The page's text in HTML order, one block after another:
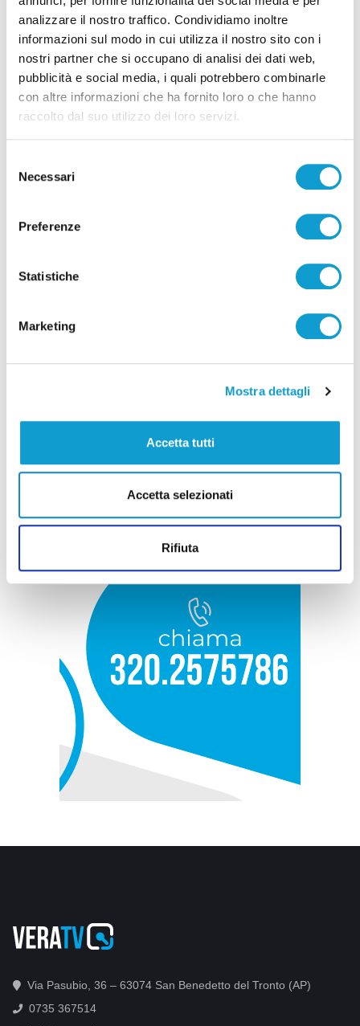
analizzare il nostro traffico. Condividiamo inoltre
informazioni sul modo in cui utilizza il nostro sito con i
nostri partner che si occupano di analisi dei dati web,
pubblicità e social media, i quali potrebbero combinarle
con altre informazioni che ha fornito loro o che hanno
raccolto dal suo utilizzo dei loro servizi.
delNecessari
Preferenze
Statistiche
Marketing
Mostra dettagli
Accetta tutti
Accetta selezionati
Rifiuta
Pubblicità
Via Pasubio, 36 – 63074 San Benedetto del Tronto (AP)
0735 367514